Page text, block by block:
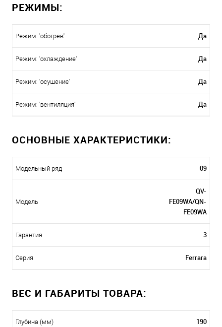
РЕЖИМЫ:
Режим: 'обогрев' Да
Режим: 'охлаждение' Да
Режим: 'осушение' Да
Режим: 'вентиляция' Да
ОСНОВНЫЕ ХАРАКТЕРИСТИКИ:
Модельный ряд 09
Модель
QV-
FE09WA/QN-
FE09WA
Гарантия 3
Серия Ferrara
ВЕС И ГАБАРИТЫ ТОВАРА:
Глубина (мм) 190